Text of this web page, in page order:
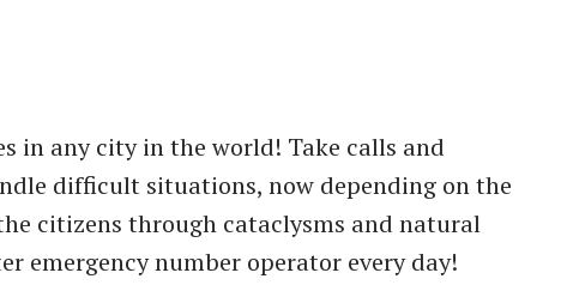
in any city in the world! Take calls and
difficult situations, now depending on the
citizens through cataclysms and natural
emergency number operator every day!